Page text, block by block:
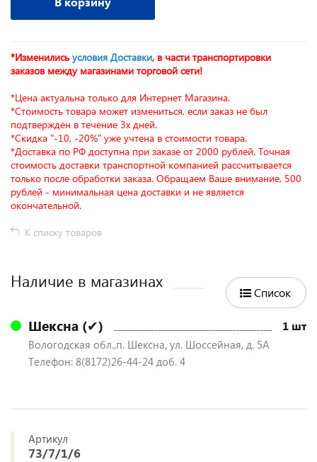
*Изменились условия Доставки, в части транспортировки
заказов между магазинами торговой сети!
*Цена актуальна только для Интернет Магазина.
*Стоимость товара может измениться, если заказ не был
подтверждён в течение 3х дней.
*Скидка "-10, -20%" уже учтена в стоимости товара.
*Доставка по РФ доступна при заказе от 2000 рублей. Точная
стоимость доставки транспортной компанией рассчитывается
только после обработки заказа. Обращаем Ваше внимание, 500
рублей - минимальная цена доставки и не является
окончательной.
К списку товаров
Наличие в магазинах
Список
Шексна (✔) 1 шт
Вологодская обл.,п. Шексна, ул. Шоссейная, д. 5А
Телефон: 8(8172)26-44-24 доб. 4
Артикул
73/7/1/6